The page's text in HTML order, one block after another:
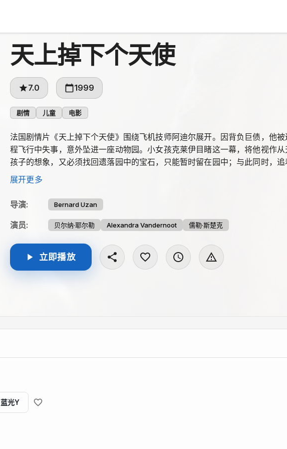
天上掉下个天使
7.0 1999
剧情 儿童 电影
法国剧情片《天上掉下个天使》围绕飞机技师阿迪尔展开。因背负巨债，他
程飞行中失事，意外坠进一座动物园。小女孩克莱伊目睹这一幕，将他视作
孩子的想象，又必须找回遗落园中的宝石，只能暂时留在园中；与此同时，
园。
展开更多
导演: Bernard Uzan
演员: 贝尔纳·耶尔勒 Alexandra Vandernoot 儒勒·斯楚克
立即播放
蓝光Y